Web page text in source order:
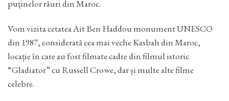
puținelor râuri din Maroc.
Vom vizita cetatea Ait Ben Haddou monument UNESCO
din 1987, considerată cea mai veche Kasbah din Maroc,
locație în care au fost filmate cadre din filmul istoric
“Gladiator” cu Russell Crowe, dar și multe alte filme
celebre.